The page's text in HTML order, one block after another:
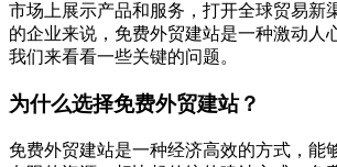
市场上展示产品和服务，打开全球贸易新
的企业来说，免费外贸建站是一种激动人
我们来看看一些关键的问题。
为什么选择免费外贸建站？
免费外贸建站是一种经济高效的方式，能